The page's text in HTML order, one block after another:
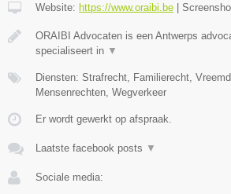
Website: https://www.oraibi.be |
ORAIBI Advocaten is een Antwerps
specialiseert in ▼
Diensten: Strafrecht, Familierecht,
Mensenrechten, Wegverkeer
Er wordt gewerkt op afspraak.
Laatste facebook posts ▼
Sociale media: